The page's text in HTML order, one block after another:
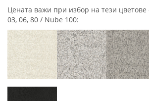
Цената важи при избор на тези цветове
03, 06, 80 / Nube 100: